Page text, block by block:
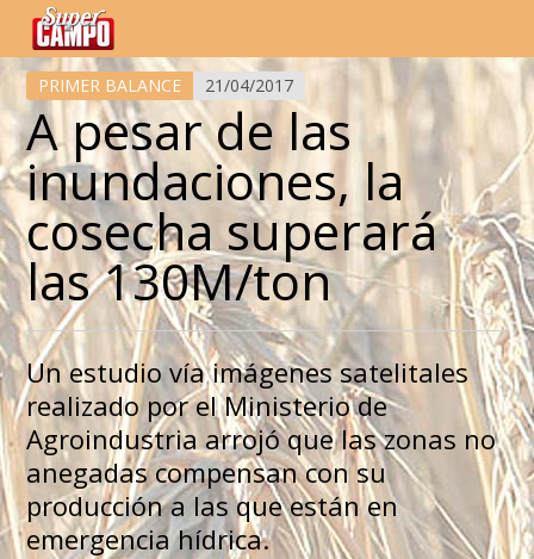
Temas de hoy
PRIMER BALANCE 21/04/2017
A pesar de las
inundaciones, la
cosecha superará
las 130M/ton
Un estudio vía imágenes satelitales
realizado por el Ministerio de
Agroindustria arrojó que las zonas no
anegadas compensan con su
producción a las que están en
emergencia hídrica.